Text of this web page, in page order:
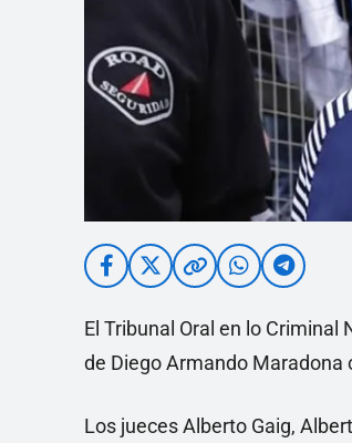
El Tribunal Oral en lo
de Diego Armando Maradona
Los jueces Alberto Gaig,